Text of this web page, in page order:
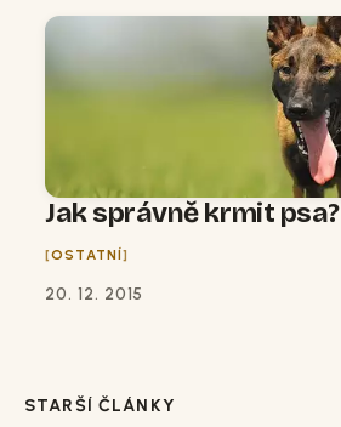
Jak správně krmit psa?
OSTATNÍ
20. 12. 2015
STARŠÍ ČLÁNKY